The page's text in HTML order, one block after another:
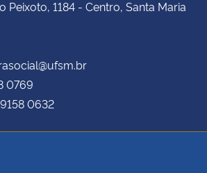
Peixoto, 1184 - Centro, Santa Maria
0769
0632